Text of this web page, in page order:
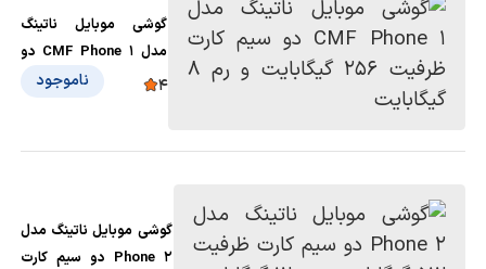
گوشی موبایل ناتینگ
مدل CMF Phone 1 دو
سیم کارت ظرفیت 256
4 ناموجود
گوشی موبایل ناتینگ مدل
Phone 2 دو سیم کارت